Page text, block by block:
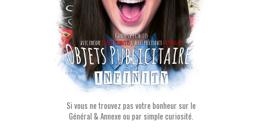
Si vous ne trouvez pas votre bonheur sur le
Général & Annexe ou par simple curiosité.